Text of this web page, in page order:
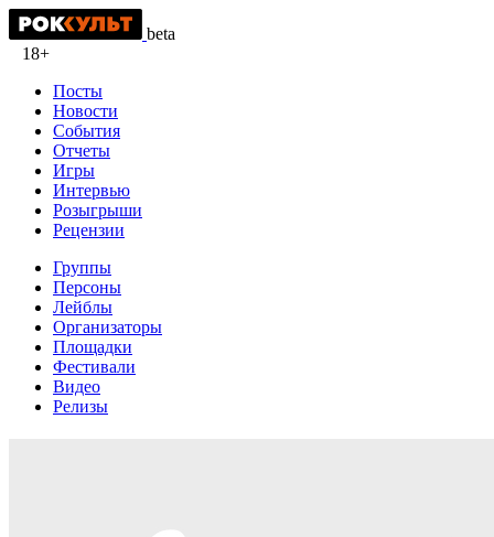
beta
18+
Посты
Новости
События
Отчеты
Игры
Интервью
Розыгрыши
Рецензии
Группы
Персоны
Лейблы
Организаторы
Площадки
Фестивали
Видео
Релизы